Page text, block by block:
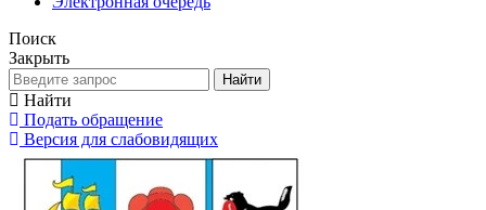
Поиск
Закрыть
Найти
Найти
Подать обращение
Версия для слабовидящих